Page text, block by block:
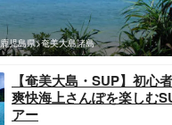
鹿児島県>奄美大島諸島
【奄美大島・SUP】初心
爽快海上さんぽを楽しむ
アー